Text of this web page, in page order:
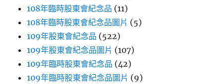
108年臨時股東會紀念品 (11)
108年臨時股東會紀念品圖片 (5)
109年股東會紀念品 (522)
109年股東會紀念品圖片 (107)
109年臨時股東會紀念品 (42)
109年臨時股東會紀念品圖片 (9)